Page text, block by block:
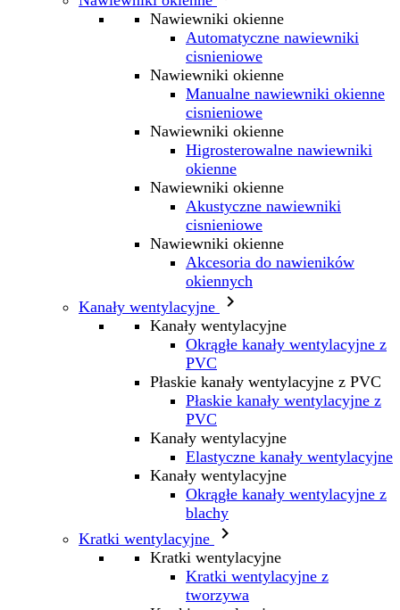
Nawiewniki okienne
Automatyczne nawiewniki
cisnieniowe
Nawiewniki okienne
Manualne nawiewniki okienne
cisnieniowe
Nawiewniki okienne
Higrosterowalne nawiewniki
okienne
Nawiewniki okienne
Akustyczne nawiewniki
cisnieniowe
Nawiewniki okienne
Akcesoria do nawieników
okiennych
Kanały wentylacyjne

Kanały wentylacyjne
Okrągłe kanały wentylacyjne z
PVC
Płaskie kanały wentylacyjne z PVC
Płaskie kanały wentylacyjne z
PVC
Kanały wentylacyjne
Elastyczne kanały wentylacyjne
Kanały wentylacyjne
Okrągłe kanały wentylacyjne z
blachy
Kratki wentylacyjne

Kratki wentylacyjne
Kratki wentylacyjne z
tworzywa